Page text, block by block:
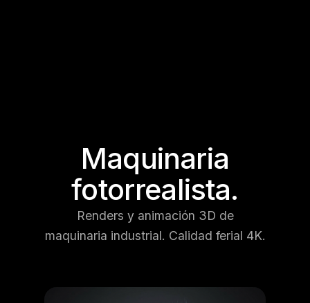
Maquinaria
fotorrealista.
Renders y animación 3D de
maquinaria industrial. Calidad ferial 4K.